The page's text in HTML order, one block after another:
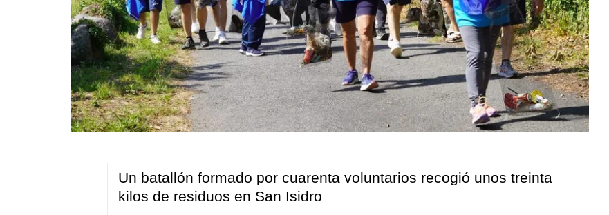
Un batallón formado por cuarenta voluntarios recogió unos treinta
kilos de residuos en San Isidro